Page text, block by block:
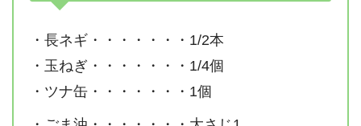
・長ネギ・・・・・・・1/2本
・玉ねぎ・・・・・・・1/4個
・ツナ缶・・・・・・・1個